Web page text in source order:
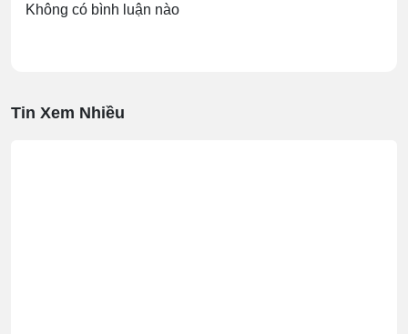
Không có bình luận nào
Tin Xem Nhiều